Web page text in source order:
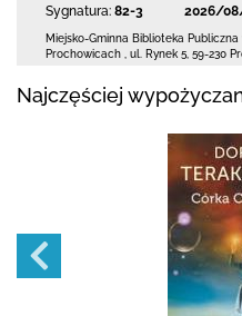
Sygnatura: 82-3
2026/
Miejsko-Gminna Biblioteka Publiczna
Prochowicach
ul. Rynek 5 59-230
Najczęściej